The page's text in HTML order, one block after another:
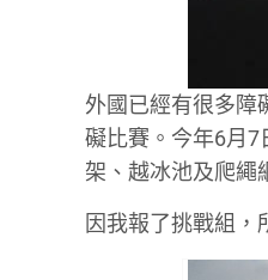
外國已經有很多障
礙比賽。今年6月7
架、越冰池及爬繩
因我報了挑戰組，